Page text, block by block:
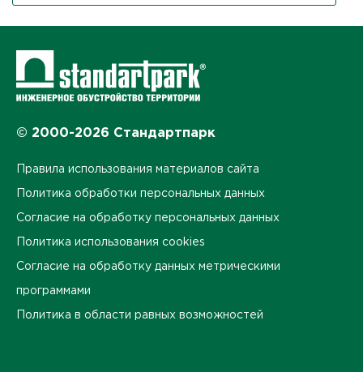
© 2000-2026 Стандартпарк
Правила использования материалов сайта
Политика обработки персональных данных
Согласие на обработку персональных данных
Политика использования cookies
Согласие на обработку данных метрическими
программами
Политика в области равных возможностей